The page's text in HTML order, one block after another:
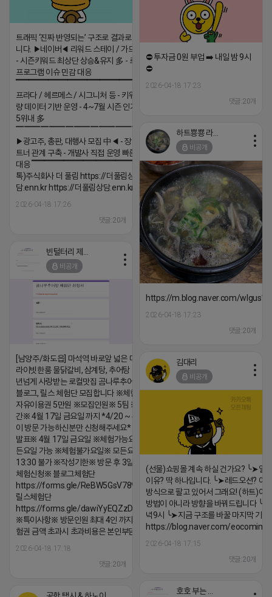
트래픽 ‘진짜 반영되는’ 구조로 결과로 보여드립
니다. ▶네이버◀ 리워드 스테이 / 가드 / 자몽 등
- 시즌키워드 최상단 상승&유지 多 - 로직변화,
프로그램 이슈 민감 대응
▔▔▔▔▔▔▔▔▔▔▔▔▔▔▔▔▔▔ ▶쿠팡◀
프라다 / 헤르메스 / 시그니처 등 - 키워드 검색
량 데이터 기반 운영 - 4~7월 시즌 인기 키워드
5위내 多
▔▔▔▔▔▔▔▔▔▔▔▔▔▔▔▔▔▔
▶광고주, 총판, 대행사 모집 中◀ - 장기 협업 파
트너 관계 구축 - 개발사 직접 운영 빠른 피드백
대응 ▔▔▔▔▔▔▔▔▔▔▔▔▔▔▔▔▔▔ (카
톡)주식회사 더 풀림 https://더풀림상
담.enn.kr https://더풀림상담.enn.kr
2026-04-18 17:26
댓글:20개
⛔️ 투자금 0원 부업 ➡️ 내일 밤 9시
⛔️
2026-04-18 17:23
댓글:20개
하트뿅뿅 라이언
비공개
https://m.blog.naver.com/
2026-04-18 17:23
댓글:20개
비공개
[남양주/화도읍] 마석역 바로앞 넓은 매장과, 프
라이빗한룸 물닭갈비, 삼계탕, 추어탕 맛집 10
년넘게 사랑받는 로컬맛집 곰나루추어탕에서
블로그, 릴스 체험단 모집합니다 ※체험메뉴※
자유이용권 5만원 ※모집인원※ 5팀 ※모집기
간※ 4월 17일 금요일 까지 *4/20 ~ 4/26 사
이 방문 가능하신분만 신청해주세요* ※체험단
발표※ 4월 17일 금요일 ※체험가능요일※ 모
든요일 가능 ※체험불가요일※ 모든요일 12 ~
13:30 불가 ※작성기한※ 방문 후 3일 이내 ※
체험신청※ 블로그체험단
https://forms.gle/ReBW5GsV789ur2Pz6
릴스체험단
https://forms.gle/dawiYyEQZzDdqf8W8
※특이사항※ 방문인원 최대 4인 까지 가능 체
험권 금액 초과시 초과비용은 본인부담입니다.
2026-04-18 17:18
댓글:20개
김대리
비공개
(선물)쇼핑몰 계속 하실 건가요? ╰➤열
이유? 딱 하나입니다. ╰➤레드오션? 아
방식으로 팔고 있어서 그래요! (하트)이
방법이 아니라 방향을 바꿔드립니다
녁9시 ╰➤지금 구조를 바꿀 마지막 기회
https://blog.naver.com/eocomim/
2026-04-18 17:15
댓글:20개